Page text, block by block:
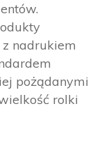
nadrukiem
pożądanymi
rolki